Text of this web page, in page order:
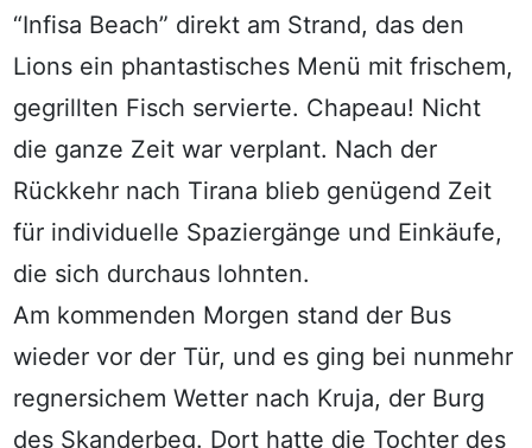
“Infisa Beach” direkt am Strand, das den
Lions ein phantastisches Menü mit frischem,
gegrillten Fisch servierte. Chapeau! Nicht
die ganze Zeit war verplant. Nach der
Rückkehr nach Tirana blieb genügend Zeit
für individuelle Spaziergänge und Einkäufe,
die sich durchaus lohnten.
Am kommenden Morgen stand der Bus
wieder vor der Tür, und es ging bei nunmehr
regnersichem Wetter nach Kruja, der Burg
des Skanderbeg. Dort hatte die Tochter des